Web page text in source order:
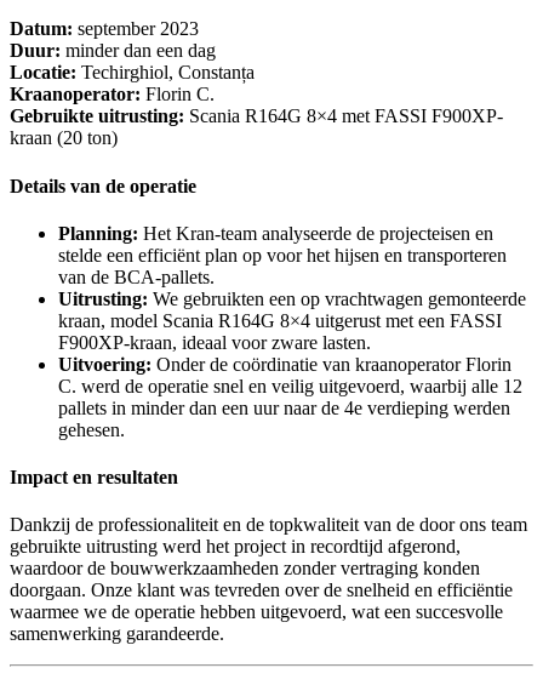
Datum: september 2023
Duur: minder dan een dag
Locatie: Techirghiol, Constanța
Kraanoperator: Florin C.
Gebruikte uitrusting: Scania R164G 8×4 met FASSI F900XP-
kraan (20 ton)
Details van de operatie
Planning: Het Kran-team analyseerde de projecteisen en
stelde een efficiënt plan op voor het hijsen en transporteren
van de BCA-pallets.
Uitrusting: We gebruikten een op vrachtwagen gemonteerde
kraan, model Scania R164G 8×4 uitgerust met een FASSI
F900XP-kraan, ideaal voor zware lasten.
Uitvoering: Onder de coördinatie van kraanoperator Florin
C. werd de operatie snel en veilig uitgevoerd, waarbij alle 12
pallets in minder dan een uur naar de 4e verdieping werden
gehesen.
Impact en resultaten
Dankzij de professionaliteit en de topkwaliteit van de door ons team
gebruikte uitrusting werd het project in recordtijd afgerond,
waardoor de bouwwerkzaamheden zonder vertraging konden
doorgaan. Onze klant was tevreden over de snelheid en efficiëntie
waarmee we de operatie hebben uitgevoerd, wat een succesvolle
samenwerking garandeerde.